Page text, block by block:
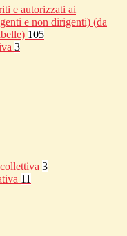
e autorizzati ai
e non dirigenti) (da
105
3
3
11